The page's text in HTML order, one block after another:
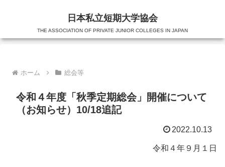
日本私立短期大学協会
THE ASSOCIATION OF PRIVATE JUNIOR COLLEGES IN JAPAN
ホーム 総会等
令和４年度「秋季定期総会」開催について
（お知らせ）10/18追記
2022.10.13
令和４年９月１日